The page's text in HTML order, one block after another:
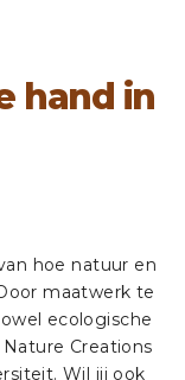
hand in
hoe natuur en
maatwerk te
ecologische
Creations
Wil jij ook